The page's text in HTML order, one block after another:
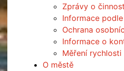
Zprávy o
Informace
Ochrana
Informace o
Měření rychlosti
O městě